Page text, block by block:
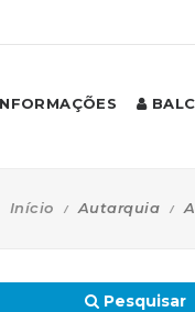
Início Autarquia
Pesquisar